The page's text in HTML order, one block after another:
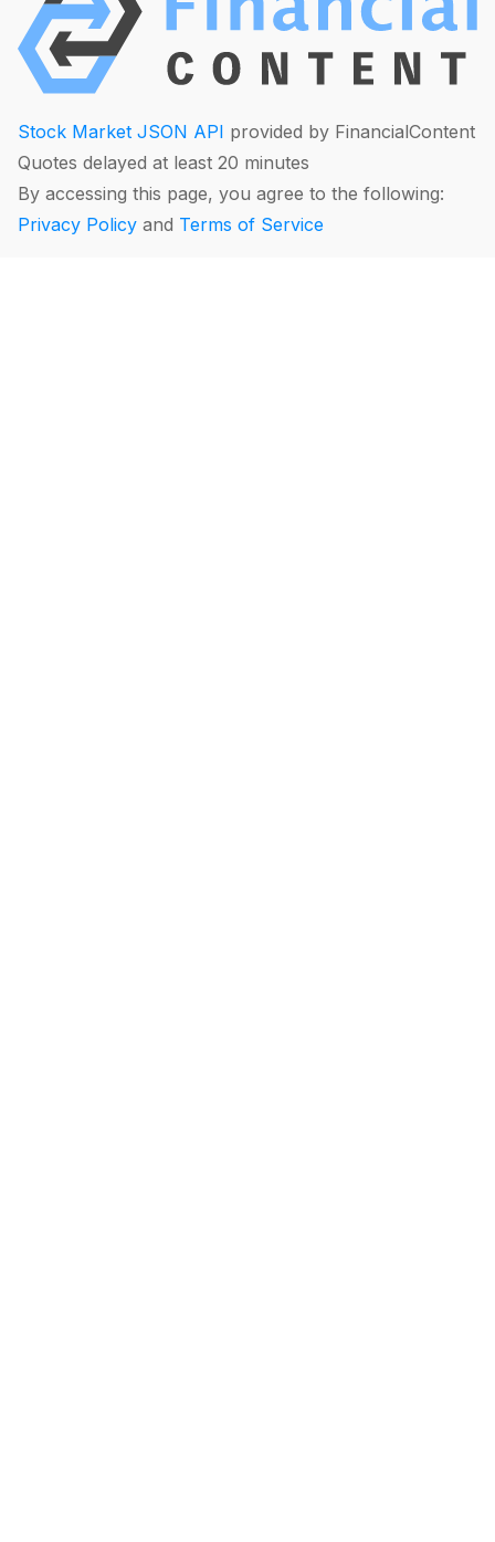
Stock Market JSON API provided by FinancialContent
Quotes delayed at least 20 minutes
By accessing this page, you agree to the following:
Privacy Policy and Terms of Service